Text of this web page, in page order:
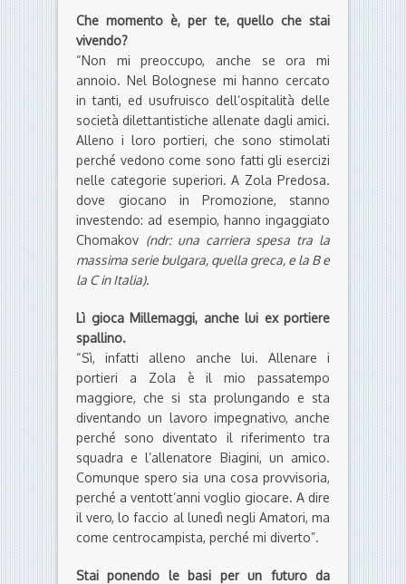
Che momento è, per te, quello che stai
vivendo?
“Non mi preoccupo, anche se ora mi
annoio. Nel Bolognese mi hanno cercato
in tanti, ed usufruisco dell’ospitalità delle
società dilettantistiche allenate dagli amici.
Alleno i loro portieri, che sono stimolati
perché vedono come sono fatti gli esercizi
nelle categorie superiori. A Zola Predosa.
dove giocano in
Promozione, stanno
investendo: ad esempio, hanno ingaggiato
Chomakov (ndr: una carriera spesa tra la
massima serie bulgara, quella greca, e la B e
la C in Italia).
Lì gioca Millemaggi, anche lui ex portiere
spallino.
“Sì, infatti alleno anche lui. Allenare i
portieri a Zola è il mio passatempo
maggiore, che si sta prolungando e sta
diventando un lavoro impegnativo, anche
perché sono diventato il riferimento tra
squadra e l’allenatore Biagini, un amico.
Comunque spero sia una cosa provvisoria,
perché a ventott’anni voglio giocare. A dire
il vero, lo faccio al lunedì negli Amatori, ma
come centrocampista, perché mi diverto”.
Stai ponendo le basi per un futuro da